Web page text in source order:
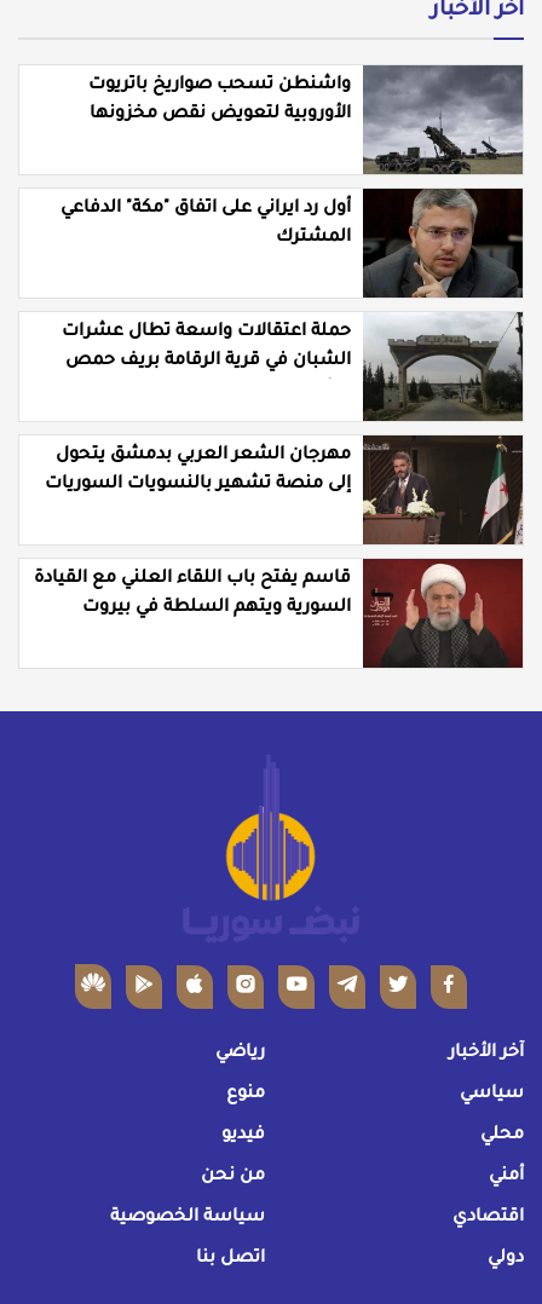
أخر الأخبار
واشنطن تسحب صواريخ باتريوت
الأوروبية لتعويض نقص مخزونها
أول رد ايراني على اتفاق "مكة" الدفاعي
المشترك
حملة اعتقالات واسعة تطال عشرات
الشبان في قرية الرقامة بريف حمص
مهرجان الشعر العربي بدمشق يتحول
إلى منصة تشهير بالنسويات السوريات
قاسم يفتح باب اللقاء العلني مع القيادة
السورية ويتهم السلطة في بيروت
آخر الأخبار
سياسي
محلي
أمني
اقتصادي
دولي
رياضي
منوع
فيديو
من نحن
سياسة الخصوصية
اتصل بنا